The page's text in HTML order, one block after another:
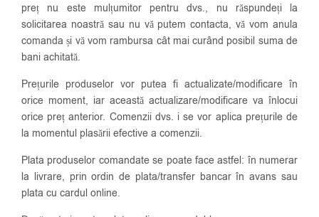
preț nu este mulțumitor pentru dvs., nu răspundeți la
solicitarea noastră sau nu vă putem contacta, vă vom anula
comanda și vă vom rambursa cât mai curând posibil suma de
bani achitată.
Prețurile produselor vor putea fi actualizate/modificare în
orice moment, iar această actualizare/modificare va înlocui
orice preț anterior. Comenzii dvs. i se vor aplica prețurile de
la momentul plasării efective a comenzii.
Plata produselor comandate se poate face astfel: în numerar
la livrare, prin ordin de plata/transfer bancar în avans sau
plata cu cardul online.